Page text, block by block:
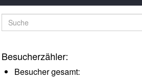
Suche
Besucherzähler:
Besucher gesamt: